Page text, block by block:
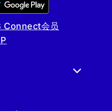
Connect会员